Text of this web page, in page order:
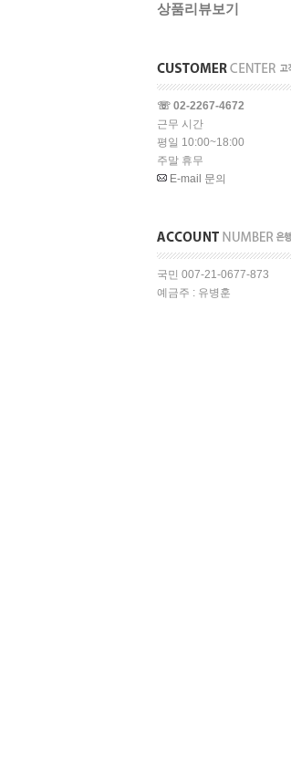
상품리뷰보기
☏ 02-2267-4672
근무 시간
평일 10:00~18:00
주말 휴무
E-mail 문의
국민 007-21-0677-873
예금주 : 유병훈